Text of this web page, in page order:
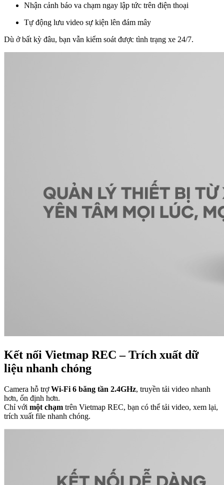
Nhận cảnh báo va chạm ngay lập tức trên điện thoại
Tự động lưu video sự kiện lên đám mây
Dù ở bất kỳ đâu, bạn vẫn kiểm soát được tình trạng xe 24/7.
Kết nối Vietmap REC – Trích xuất dữ
liệu nhanh chóng
Camera hỗ trợWi-Fi 6 băng tần 2.4GHz, truyền tải video nhanh
hơn, ổn định hơn.
Chỉ với một chạm trên Vietmap REC, bạn có thể tải video, xem lại,
trích xuất file nhanh chóng.